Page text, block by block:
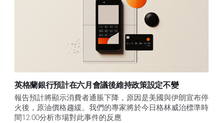
英格蘭銀行預計在六月會議後維持政策設定不變
報告預計將顯示消費者通脹下降，原因是美國與伊朗宣布停
火後，原油價格趨緩。我們的專家將於今日格林威治標準時
間12:00分析市場對此事件的反應